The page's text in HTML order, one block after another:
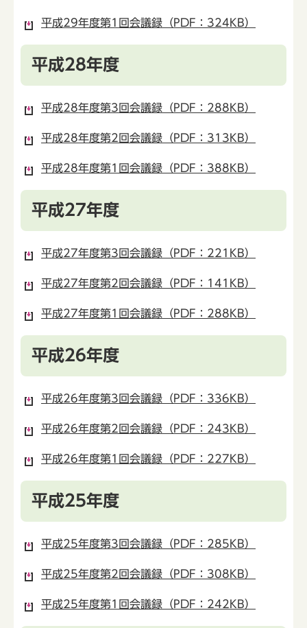
平成29年度第1回会議録（PDF：324KB）
平成28年度
平成28年度第3回会議録（PDF：288KB）
平成28年度第2回会議録（PDF：313KB）
平成28年度第1回会議録（PDF：388KB）
平成27年度
平成27年度第3回会議録（PDF：221KB）
平成27年度第2回会議録（PDF：141KB）
平成27年度第1回会議録（PDF：288KB）
平成26年度
平成26年度第3回会議録（PDF：336KB）
平成26年度第2回会議録（PDF：243KB）
平成26年度第1回会議録（PDF：227KB）
平成25年度
平成25年度第3回会議録（PDF：285KB）
平成25年度第2回会議録（PDF：308KB）
平成25年度第1回会議録（PDF：242KB）